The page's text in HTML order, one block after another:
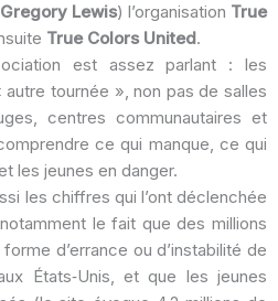
Gregory Lewis) l’organisation True
True Colors United.
est assez parlant : les
tournée », non pas de salles
centres communautaires et
ce qui manque, ce qui
les jeunes en danger.
les chiffres qui l’ont déclenchée
le fait que des millions
d’errance ou d’instabilité de
États‑Unis, et que les jeunes